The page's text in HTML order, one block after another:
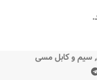
,سیم و کابل مسی